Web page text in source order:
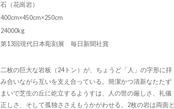
石（花崗岩）
400cm×450cm×250cm
24000kg
第13回現代日本彫刻展 毎日新聞社賞
二枚の巨大な岩板（24トン）が、ちょうど「人」の字形に拝
み合いながら互いを支え合っている。簡潔かつ清新なたたず
まいで芝生の丘に屹立するようすは、人の世の厳しさ、礼儀
正しさ、そして孤独ささえもうかがわせる。2枚の岩は両面と